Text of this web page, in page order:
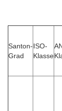
Santon-
Grad
ISO-
Klasse